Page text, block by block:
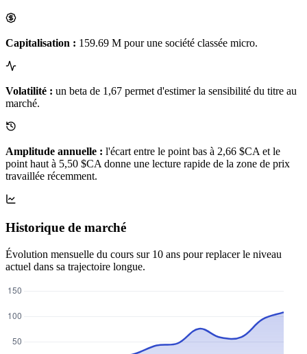
Capitalisation : 159.69 M pour une société classée micro.
Volatilité : un beta de 1,67 permet d'estimer la sensibilité du titre au
marché.
Amplitude annuelle : l'écart entre le point bas à 2,66 $CA et le
point haut à 5,50 $CA donne une lecture rapide de la zone de prix
travaillée récemment.
Historique de marché
Évolution mensuelle du cours sur 10 ans pour replacer le niveau
actuel dans sa trajectoire longue.